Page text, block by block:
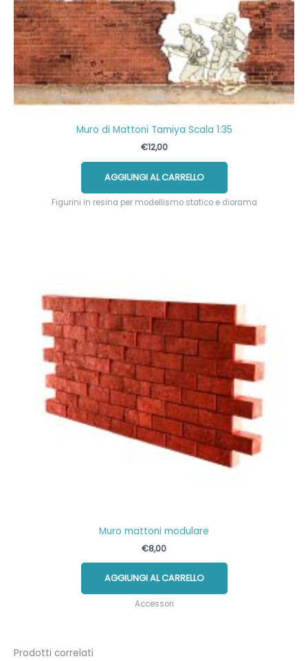
Muro di Mattoni Tamiya Scala 1:35
€12,00
AGGIUNGI AL CARRELLO
Figurini in resina per modellismo statico e diorama
Muro mattoni modulare
€8,00
AGGIUNGI AL CARRELLO
Accessori
Prodotti correlati